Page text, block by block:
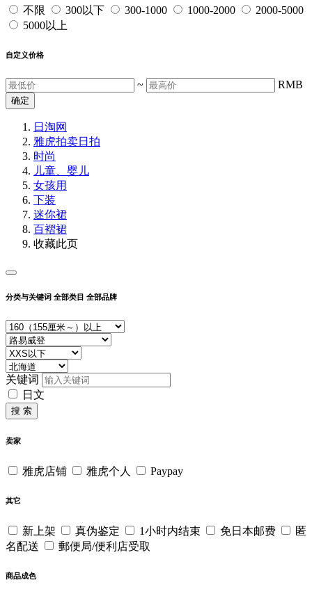
不限 300以下 300-1000 1000-2000
2000-5000
5000以上
自定义价格
~ RMB
确定
日淘网
雅虎拍卖日拍
时尚
儿童、婴儿
女孩用
下装
迷你裙
百褶裙
收藏此页
分类与关键词 全部类目 全部品牌
关键词
日文
搜 索
卖家
雅虎店铺 雅虎个人 Paypay
其它
新上架 真伪鉴定 1小时内结束 免日本邮费
匿
名配送
郵便局/便利店受取
商品成色